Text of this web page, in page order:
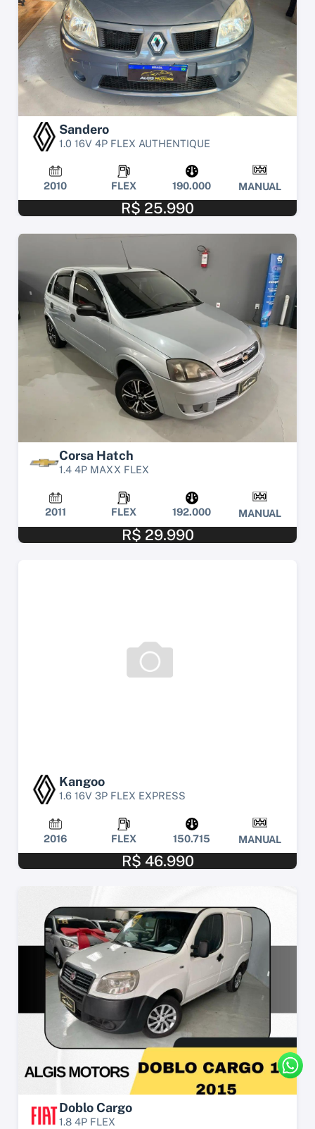
Sandero
1.0 16V 4P FLEX AUTHENTIQUE
2010 FLEX 190.000 MANUAL
R$ 25.990
Corsa Hatch
1.4 4P MAXX FLEX
2011 FLEX 192.000 MANUAL
R$ 29.990
Kangoo
1.6 16V 3P FLEX EXPRESS
2016 FLEX 150.715 MANUAL
R$ 46.990
Doblo Cargo
1.8 4P FLEX